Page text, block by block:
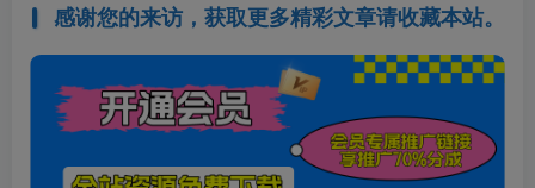
感谢您的来访，获取更多精彩文章请收藏本站。